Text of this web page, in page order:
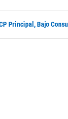
Principal, Bajo